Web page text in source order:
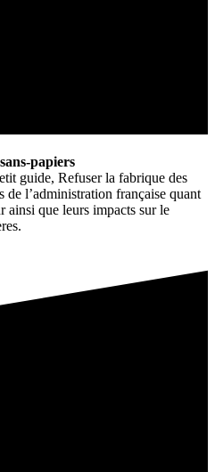
papiers
guide, Refuser la fabrique des
de l’administration française quant
ainsi que leurs impacts sur le